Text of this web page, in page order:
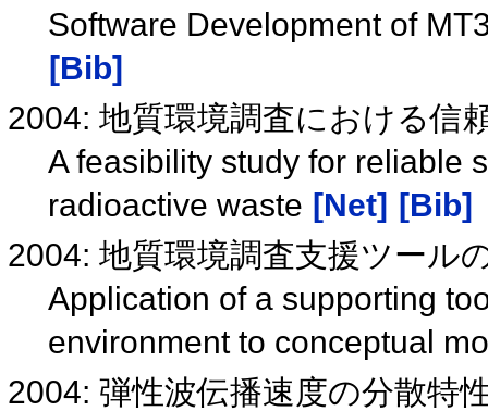
Software Development of
[Bib]
2004: 地質環境調査における信
A feasibility study for reliable
radioactive waste [Net] [Bib]
2004: 地質環境調査支援ツール
Application of a supporting
environment to conceptual
2004: 弾性波伝播速度の分散特